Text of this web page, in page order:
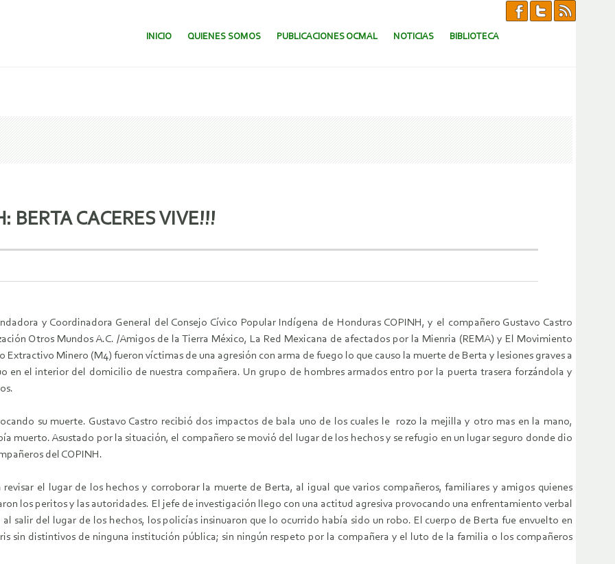
SALTAR AL CONTENIDO.
INICIO QUIENES SOMOS PUBLICACIONES OCMAL NOTICIAS BIBLIOTECA
BERTA CACERES VIVE!!!
y Coordinadora General del Consejo Cívico Popular Indígena de Honduras COPINH, y el compañero Gustavo Castro
Otros Mundos A.C. /Amigos de la Tierra México, La Red Mexicana de afectados por la Mienria (REMA) y El Movimiento
Extractivo Minero (M4) fueron víctimas de una agresión con arma de fuego lo que causo la muerte de Berta y lesiones graves a
en el interior del domicilio de nuestra compañera. Un grupo de hombres armados entro por la puerta trasera forzándola y
su muerte. Gustavo Castro recibió dos impactos de bala uno de los cuales le rozo la mejilla y otro mas en la mano,
muerto. Asustado por la situación, el compañero se movió del lugar de los hechos y se refugio en un lugar seguro donde dio
del COPINH.
el lugar de los hechos y corroborar la muerte de Berta, al igual que varios compañeros, familiares y amigos quienes
los peritos y las autoridades. El jefe de investigación llego con una actitud agresiva provocando una enfrentamiento verbal
salir del lugar de los hechos, los policías insinuaron que lo ocurrido había sido un robo. El cuerpo de Berta fue envuelto en
sin distintivos de ninguna institución pública; sin ningún respeto por la compañera y el luto de la familia o los compañeros